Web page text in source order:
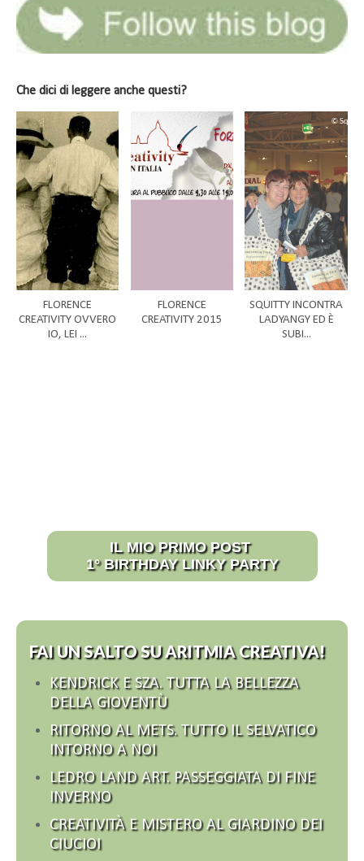
Che dici di leggere anche questi?
FLORENCE
CREATIVITY OVVERO
IO, LEI ...
FLORENCE
CREATIVITY 2015
SQUITTY INCONTRA
LADYANGY ED È
SUBI...
IL MIO PRIMO POST
1° BIRTHDAY LINKY PARTY
FAI UN SALTO SU ARITMIA CREATIVA!
KENDRICK E SZA. TUTTA LA BELLEZZA
DELLA GIOVENTÙ
RITORNO AL METS. TUTTO IL SELVATICO
INTORNO A NOI
LEDRO LAND ART. PASSEGGIATA DI FINE
INVERNO
CREATIVITÀ E MISTERO AL GIARDINO DEI
CIUCIOI